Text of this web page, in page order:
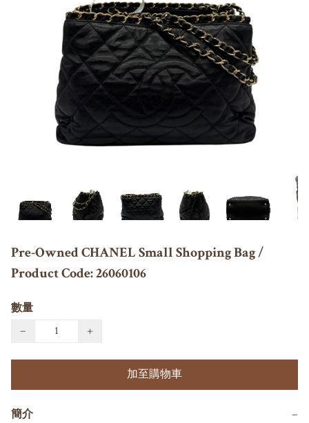
Pre-Owned CHANEL Small Shopping Bag /
Product Code: 26060106
數量
−
+
加至購物車
簡介 −